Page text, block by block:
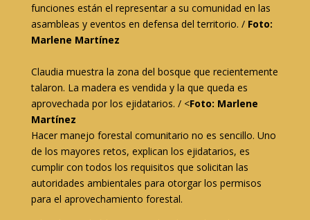
funciones están el representar a su comunidad en las
asambleas y eventos en defensa del territorio. / Foto:
Marlene Martínez
Claudia muestra la zona del bosque que recientemente
talaron. La madera es vendida y la que queda es
aprovechada por los ejidatarios. / <Foto: Marlene
Martínez
Hacer manejo forestal comunitario no es sencillo. Uno
de los mayores retos, explican los ejidatarios, es
cumplir con todos los requisitos que solicitan las
autoridades ambientales para otorgar los permisos
para el aprovechamiento forestal.